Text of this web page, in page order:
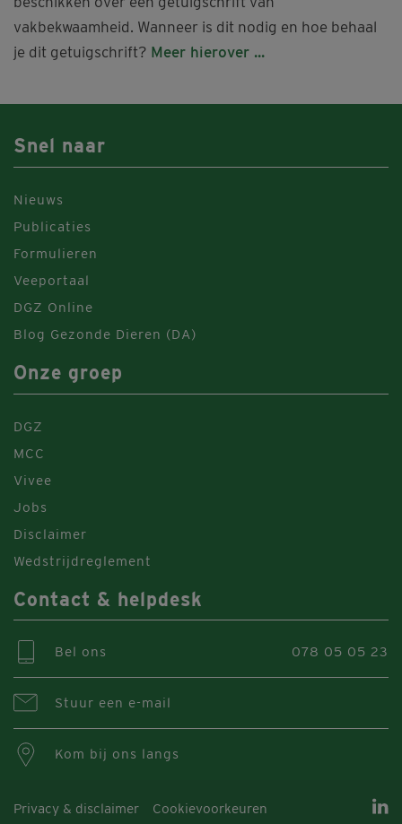
vakbekwaamheid. Wanneer is dit nodig en hoe behaal
je dit getuigschrift? Meer hierover ...
Snel naar
Nieuws
Publicaties
Formulieren
Veeportaal
DGZ Online
Blog Gezonde Dieren (DA)
Onze groep
DGZ
MCC
Vivee
Jobs
Disclaimer
Wedstrijdreglement
Contact & helpdesk
Bel ons 078 05 05 23
Stuur een e-mail
Kom bij ons langs
Privacy & disclaimer Cookievoorkeuren